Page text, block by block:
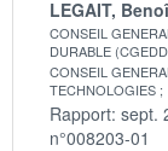
LEGAIT,
CONSEIL
DURABLE
CONSEIL
TECHNOLOGIES
Rapport: sept.
n°008203-01